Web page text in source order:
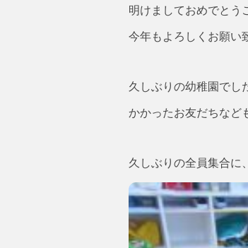
明けましておめでとう
今年もよろしくお願い
久しぶりの幼稚園でし
かかったお友だちなど
久しぶりの全員集合に